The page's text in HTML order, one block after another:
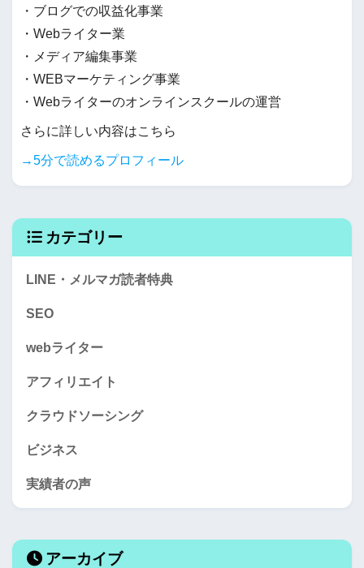
・ブログでの収益化事業
・Webライター業
・メディア編集事業
・WEBマーケティング事業
・Webライターのオンラインスクールの運営
さらに詳しい内容はこちら
→5分で読めるプロフィール
カテゴリー
LINE・メルマガ読者特典
SEO
webライター
アフィリエイト
クラウドソーシング
ビジネス
実績者の声
アーカイブ